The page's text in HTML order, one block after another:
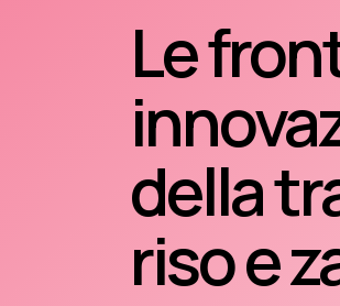
Le
della
riso e